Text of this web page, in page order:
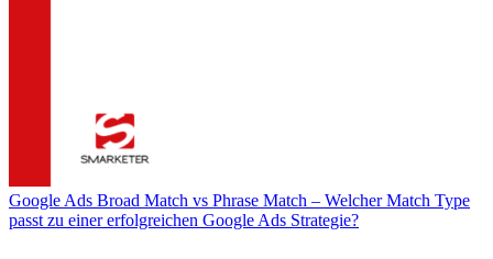
Google Ads Broad Match vs Phrase Match – Welcher Match Type
passt zu einer erfolgreichen Google Ads Strategie?